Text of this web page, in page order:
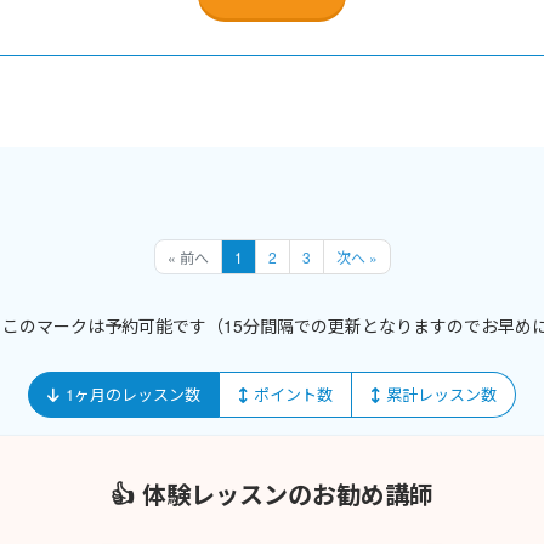
« 前へ 1 2 3 次へ »
のマークは予約可能です （15分間隔での更新となりますのでお早め
1ヶ月のレッスン数 ポイント数 累計レッスン数
👍 体験レッスンのお勧め講師